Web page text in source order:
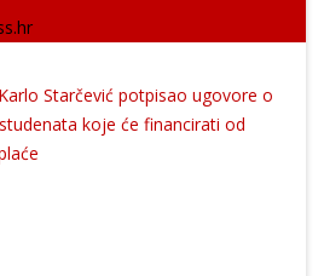
Starčević potpisao ugovore o
koje će financirati od